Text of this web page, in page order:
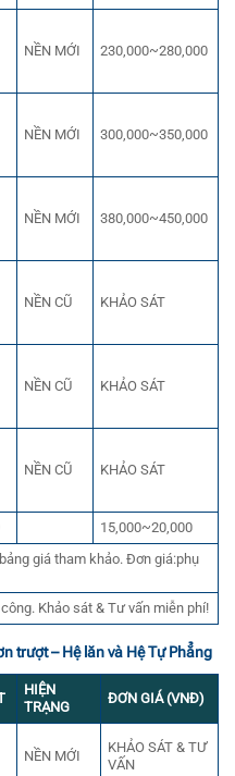
NỀN MỚI 230,000~280,000
NỀN MỚI 300,000~350,000
NỀN MỚI 380,000~450,000
NỀN CŨ KHẢO SÁT
NỀN CŨ KHẢO SÁT
NỀN CŨ KHẢO SÁT
15,000~20,000
giá tham khảo. Đơn giá:phụ
Khảo sát & Tư vấn miễn phí!
trượt – Hệ lăn và Hệ Tự Phẳng
HIỆN
TRẠNG
ĐƠN GIÁ (VNĐ)
NỀN MỚI
KHẢO SÁT & TƯ
VẤN